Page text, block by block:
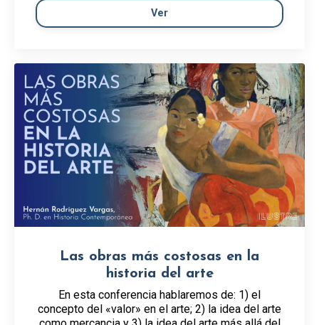
Ver
Las obras más costosas en la
historia del arte
En esta conferencia hablaremos de: 1) el
concepto del «valor» en el arte; 2) la idea del arte